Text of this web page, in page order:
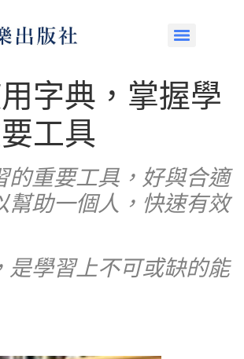
字典，掌握學
工具
的重要工具，好與合適
幫助一個人，快速有效
是學習上不可或缺的能